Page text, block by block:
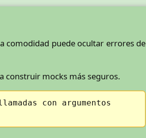
comodidad puede ocultar errores de
construir mocks más seguros.
con argumentos